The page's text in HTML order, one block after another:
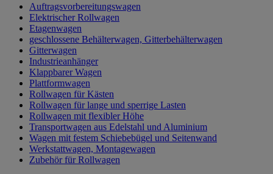
Auftragsvorbereitungswagen
Elektrischer Rollwagen
Etagenwagen
geschlossene Behälterwagen, Gitterbehälterwagen
Gitterwagen
Industrieanhänger
Klappbarer Wagen
Plattformwagen
Rollwagen für Kästen
Rollwagen für lange und sperrige Lasten
Rollwagen mit flexibler Höhe
Transportwagen aus Edelstahl und Aluminium
Wagen mit festem Schiebebügel und Seitenwand
Werkstattwagen, Montagewagen
Zubehör für Rollwagen